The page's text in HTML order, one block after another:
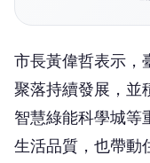
市長黃偉哲表示，
聚落持續發展，並
智慧綠能科學城等
生活品質，也帶動